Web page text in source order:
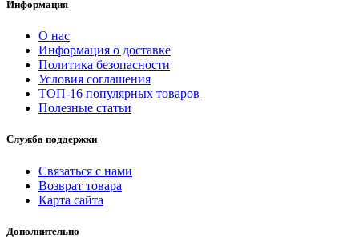
Информация
О нас
Информация о доставке
Политика безопасности
Условия соглашения
ТОП-16 популярных товаров
Полезные статьи
Служба поддержки
Связаться с нами
Возврат товара
Карта сайта
Дополнительно